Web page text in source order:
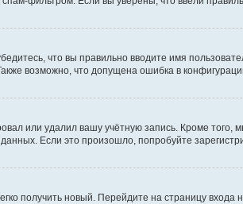
что вы правильно вводите имя
возможно, что допущена ошибка в
или удалил вашу учётную запись. Кроме
Если это произошло, попробуйте
получить новый. Перейдите на страницу